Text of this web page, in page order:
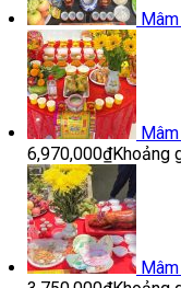
6,970,000₫Khoảng